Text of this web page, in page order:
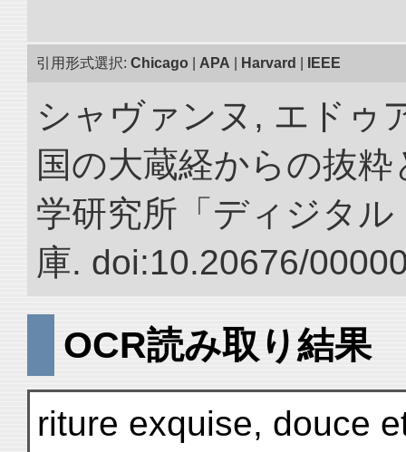
引用形式選択: Chicago APA Harvard IEEE
シャヴァンヌ, エドゥ
国の大蔵経からの抜
学研究所「ディジタ
庫. doi:10.20676/
OCR読み取り結果
riture exquise, douce